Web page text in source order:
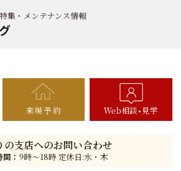
集・メンテナンス情報
来場予約 Web相談 見学
の支店へのお問い合わせ
： 9時〜18時 定休日:水・木